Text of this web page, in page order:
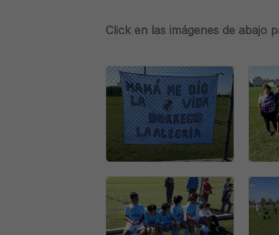
Click en las imágenes de abajo